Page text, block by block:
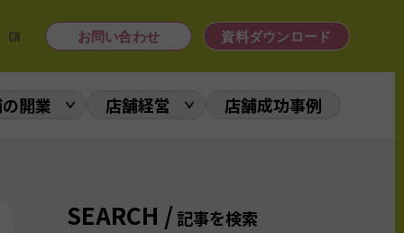
CN お問い合わせ 資料ダウンロード
開業 店舗経営 店舗成功事例
SEARCH /記事を検索